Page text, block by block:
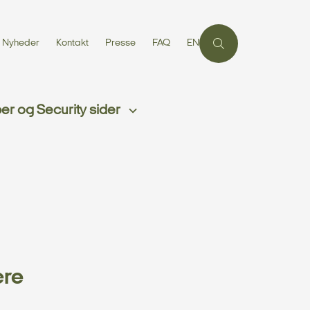
Nyheder Kontakt Presse FAQ EN
og Security sider